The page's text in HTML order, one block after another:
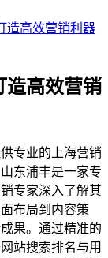
造高效营销利器
造高效营销
专业的上海营销
东浦丰是一家专
专家深入了解其
布局到内容策
果。通过精准的
站搜索排名与用